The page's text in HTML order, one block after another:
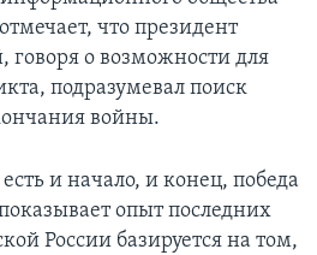
что президент
о возможности для
подразумевал поиск
войны.
и начало, и конец, победа
опыт последних
России базируется на том,